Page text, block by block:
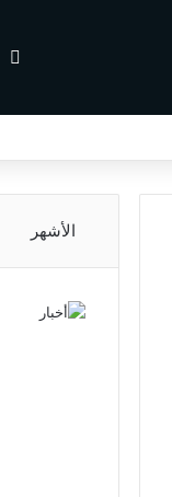
الأشهر